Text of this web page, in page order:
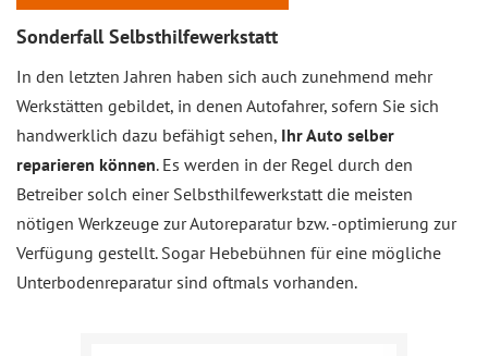
Sonderfall Selbsthilfewerkstatt
In den letzten Jahren haben sich auch zunehmend mehr
Werkstätten gebildet, in denen Autofahrer, sofern Sie sich
handwerklich dazu befähigt sehen, Ihr Auto selber
reparieren können. Es werden in der Regel durch den
Betreiber solch einer Selbsthilfewerkstatt die meisten
nötigen Werkzeuge zur Autoreparatur bzw. -optimierung zur
Verfügung gestellt. Sogar Hebebühnen für eine mögliche
Unterbodenreparatur sind oftmals vorhanden.